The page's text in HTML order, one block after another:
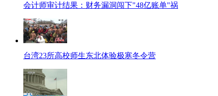
会计师审计结果：财务漏洞闯下"48亿账单"祸
台湾23所高校师生东北体验极寒冬令营